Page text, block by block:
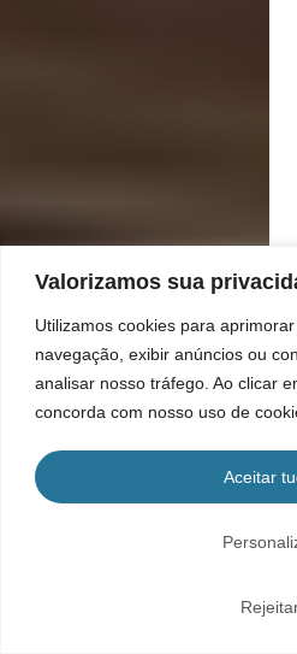
Valorizamos sua
Utilizamos cookies para
navegação, exibir anúncios ou
analisar nosso tráfego. Ao clicar
concorda com nosso uso de
Aceitar